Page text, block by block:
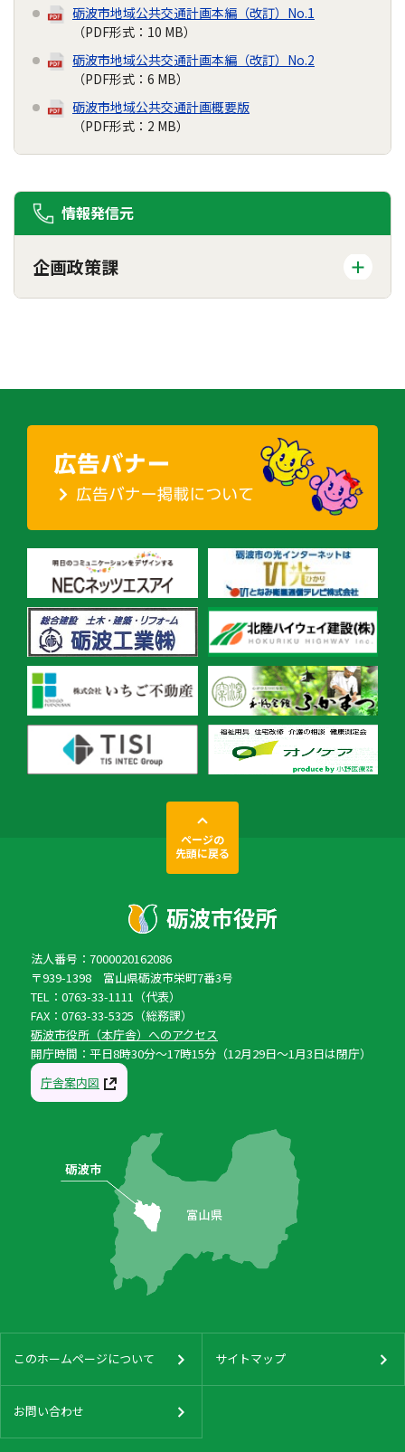
砺波市地域公共交通計画本編（改訂）No.1
（PDF形式：10 MB）
砺波市地域公共交通計画本編（改訂）No.2
（PDF形式：6 MB）
砺波市地域公共交通計画概要版
（PDF形式：2 MB）
情報発信元
企画政策課
ページの
先頭に戻る
法人番号：7000020162086
〒939-1398 富山県砺波市栄町7番3号
TEL：0763-33-1111（代表）
FAX：0763-33-5325（総務課）
砺波市役所（本庁舎）へのアクセス
開庁時間：平日8時30分〜17時15分（12月29日〜1月3日は閉庁）
庁舎案内図
このホームページについて サイトマップ
お問い合わせ